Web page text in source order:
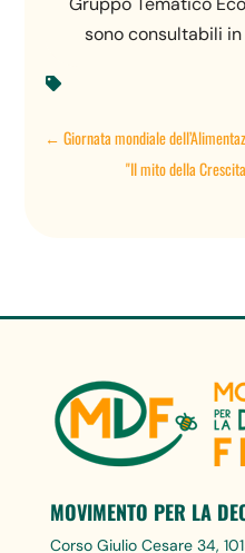
sono consultabili in

←Giornata mondiale
"Il mito della
MOVIMENTO PER LA
Corso Giulio Cesare 34,